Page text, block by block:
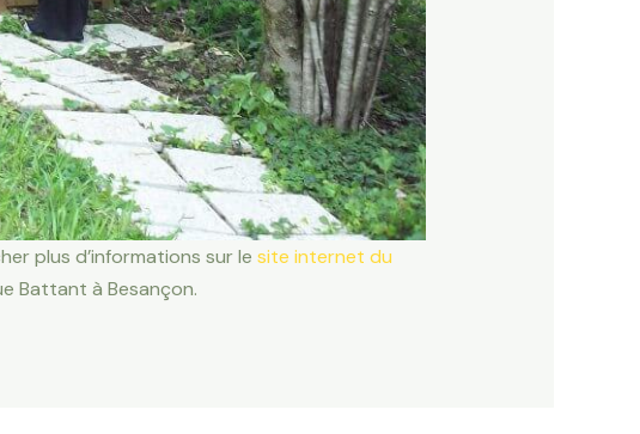
plus d’informations sur le site internet du
Battant à Besançon.